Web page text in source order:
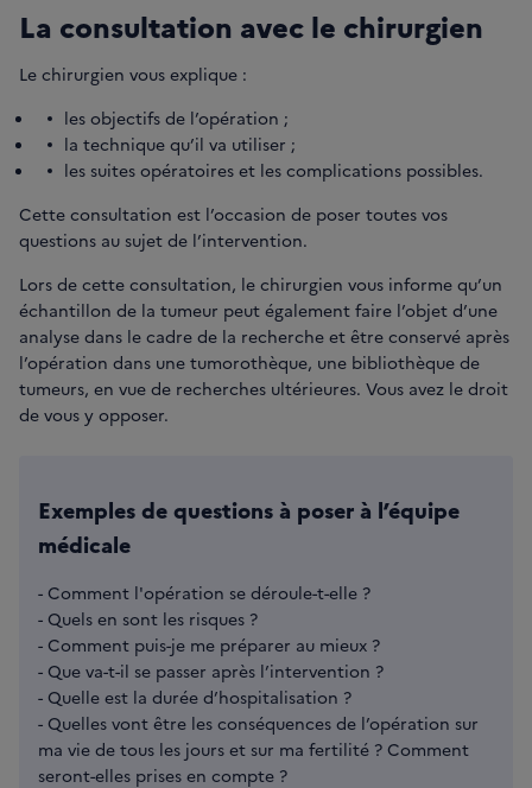
La consultation avec le chirurgien
Le chirurgien vous explique :
les objectifs de l’opération ;
la technique qu’il va utiliser ;
les suites opératoires et les complications possibles.
Cette consultation est l’occasion de poser toutes vos
questions au sujet de l’intervention.
Lors de cette consultation, le chirurgien vous informe qu’un
échantillon de la tumeur peut également faire l’objet d’une
analyse dans le cadre de la recherche et être conservé après
l’opération dans une tumorothèque, une bibliothèque de
tumeurs, en vue de recherches ultérieures. Vous avez le droit
de vous y opposer.
Exemples de questions à poser à l’équipe
médicale
- Comment l'opération se déroule-t-elle ?
- Quels en sont les risques ?
- Comment puis-je me préparer au mieux ?
- Que va-t-il se passer après l’intervention ?
- Quelle est la durée d’hospitalisation ?
- Quelles vont être les conséquences de l’opération sur
ma vie de tous les jours et sur ma fertilité ? Comment
seront-elles prises en compte ?